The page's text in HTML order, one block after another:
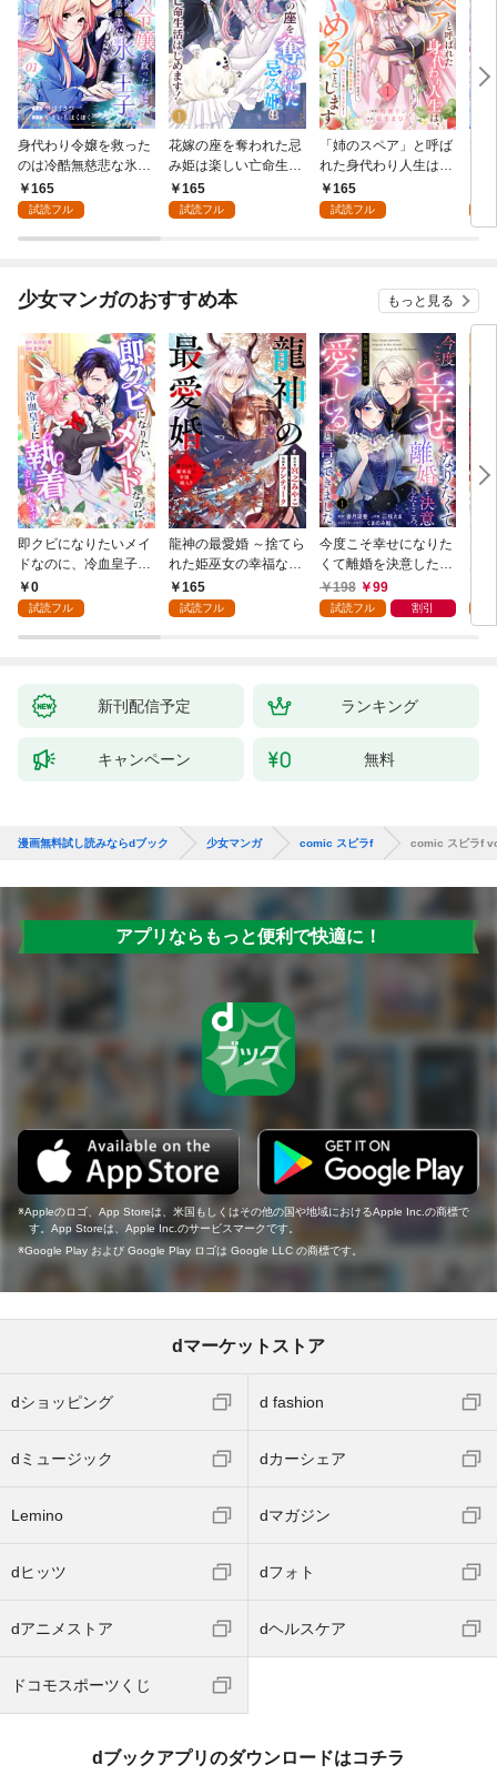
身代わり令嬢を救った
のは冷酷無慈悲な氷の
王子の愛でした１
165
試読フル
花嫁の座を奪われた忌
み姫は楽しい亡命生活
はじめます！１
165
試読フル
「姉のスペア」と呼ば
れた身代わり人生は、
今日でやめることにし
ます～辺境で自由を満
165
試読フル
少女マンガのおすすめ本 もっと見る
即クビになりたいメイ
ドなのに、冷血皇子に
執着されています第1
話
0
試読フル
龍神の最愛婚 ～捨てら
れた姫巫女の幸福な嫁
入り～: 1
165
試読フル
今度こそ幸せになりた
くて離婚を決意したと
ころ、無表情な旦那様
が「愛してる」と言っ
198 99
試読フル 割引
新刊配信予定 ランキング
キャンペーン 無料
漫画無料試し読みならdブック 少女マンガ comic スピラf comic スピラf
アプリならもっと便利で快適に！
Appleのロゴ、App Storeは、米国もしくはその他の国や地域におけるApple Inc.の商標で
す。App Storeは、Apple Inc.のサービスマークです。
Google Play および Google Play ロゴは Google LLC の商標です。
dマーケットストア
dショッピング d fashion
dミュージック dカーシェア
Lemino dマガジン
dヒッツ dフォト
dアニメストア dヘルスケア
ドコモスポーツくじ
dブックアプリのダウンロードはコチラ